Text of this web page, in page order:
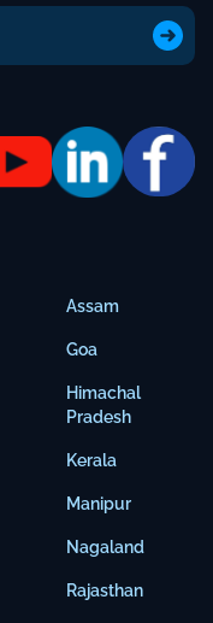
Assam
Goa
Himachal
Pradesh
Kerala
Manipur
Nagaland
Rajasthan